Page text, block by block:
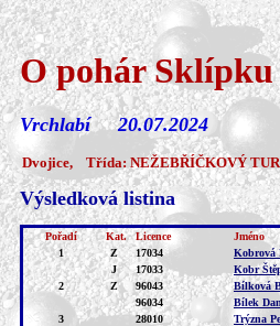
O pohár Sklípku
Vrchlabí 20.07.2024
Dvojice, Třída: NEŽEBŘÍČKOVÝ
Výsledková listina
Pořadí Kat. Licence Jméno
1
Z 17034 Kobrová
J
17033 Kobr
2
Z 96043 Bílková
96034
Bílek
3
28010 Trýzna